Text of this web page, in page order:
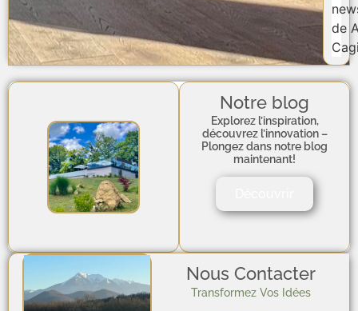
de
Notre blog
Explorez l’inspiration,
découvrez l’innovation –
Plongez dans notre blog
maintenant!
Nous Contacter
Transformez Vos Idées